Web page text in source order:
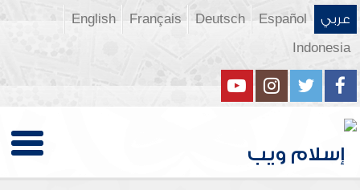
عربي Español
Deutsch
Français
English
Indonesia